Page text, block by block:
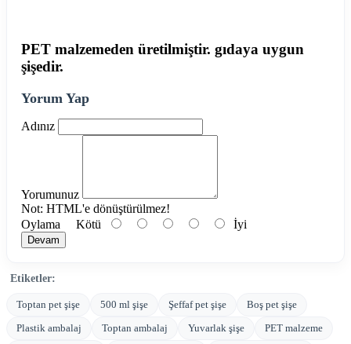
PET malzemeden üretilmiştir. gıdaya uygun
şişedir.
Yorum Yap
Adınız
Yorumunuz
Not: HTML'e dönüştürülmez!
Oylama Kötü İyi
Devam
Etiketler:
Toptan pet şişe 500 ml şişe Şeffaf pet şişe
Boş pet şişe
Plastik ambalaj
Toptan ambalaj Yuvarlak şişe
PET malzeme